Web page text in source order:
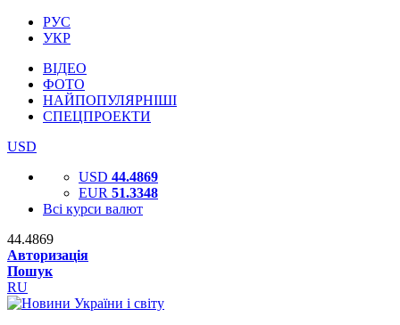
РУС
УКР
ВІДЕО
ФОТО
НАЙПОПУЛЯРНІШІ
СПЕЦПРОЕКТИ
USD
USD 44.4869
EUR 51.3348
Всі курси валют
44.4869
Авторизація
Пошук
RU